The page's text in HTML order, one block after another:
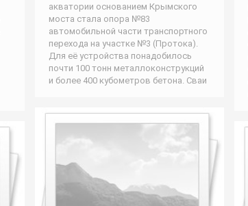
акватории основанием Крымского
моста стала опора №83
автомобильной части транспортного
перехода на участке №3 (Протока).
Для её устройства понадобилось
почти 100 тонн металлоконструкций
и более 400 кубометров бетона. Сваи